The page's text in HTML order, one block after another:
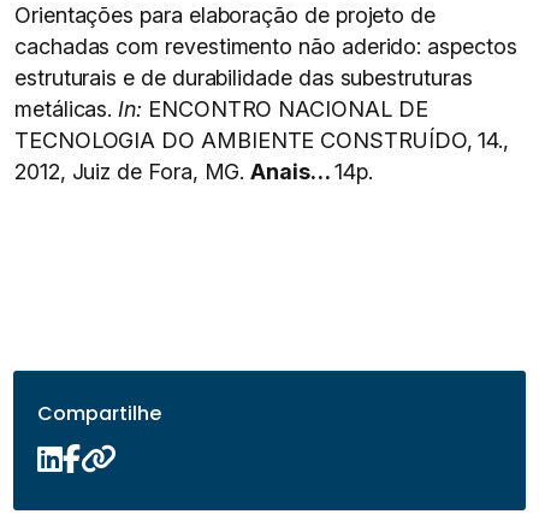
Orientações para elaboração de projeto de
cachadas com revestimento não aderido: aspectos
estruturais e de durabilidade das subestruturas
metálicas. In: ENCONTRO NACIONAL DE
TECNOLOGIA DO AMBIENTE CONSTRUÍDO, 14.,
2012, Juiz de Fora, MG.Anais…14p.
Compartilhe